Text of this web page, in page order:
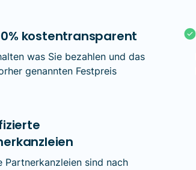
kostentransparent
was Sie bezahlen und das
genannten Festpreis
Partnerkanzleien sind nach